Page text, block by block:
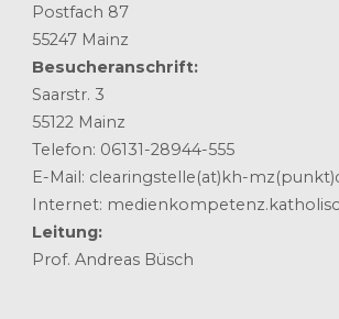
Postfach 87
55247 Mainz
Besucheranschrift:
Saarstr. 3
55122 Mainz
Telefon: 06131-28944-555
E-Mail: clearingstelle(at)kh-
Internet:
Leitung:
Prof. Andreas Büsch